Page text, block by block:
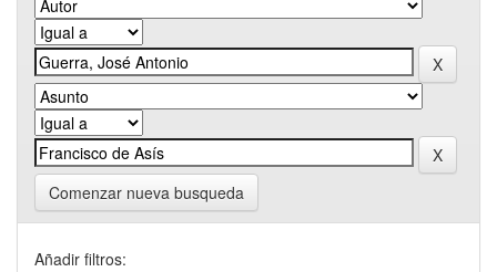
Comenzar nueva busqueda
Añadir filtros: